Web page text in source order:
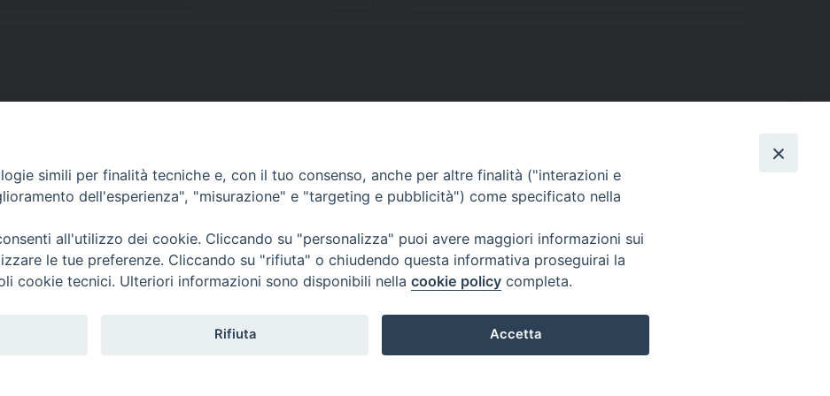
SCRIVICI
decreto del 15 giugno 1950 al n. 37 del registro periodici.
simili per finalità tecniche e, con il tuo consenso, anche per altre finalità ("interazioni e
dell'esperienza", "misurazione" e "targeting e pubblicità") come specificato nella
all'utilizzo dei cookie. Cliccando su "personalizza" puoi avere maggiori informazioni sui
le tue preferenze. Cliccando su "rifiuta" o chiudendo questa informativa proseguirai la
cookie tecnici. Ulteriori informazioni sono disponibili nella cookie policy completa.
Rifiuta Accetta